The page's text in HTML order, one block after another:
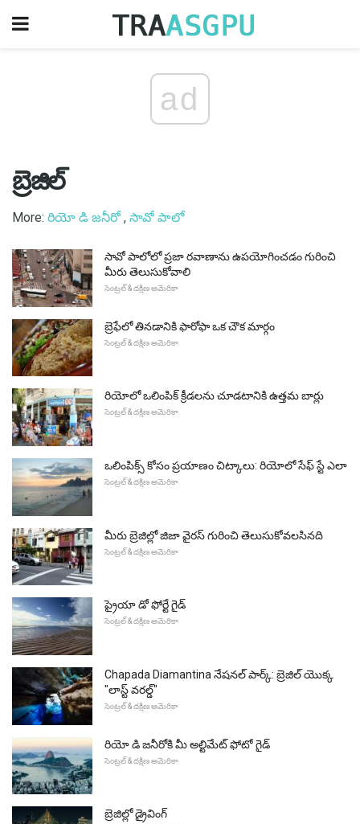
ad
బ్రెజిల్
More: రియో డి జనీరో, సావో పాలో
సావో పాలోలో ప్రజా రవాణాను ఉపయోగించడం గురించి
మీరు తెలుసుకోవాలి
సెంట్రల్ & దక్షిణ అమెరికా
బ్రెఫేలో తినడానికి ఫారోఫా ఒక చౌక మార్గం
సెంట్రల్ & దక్షిణ అమెరికా
రియోలో ఒలింపిక్ క్రీడలను చూడటానికి ఉత్తమ బార్లు
సెంట్రల్ & దక్షిణ అమెరికా
ఒలింపిక్స్ కోసం ప్రయాణం చిట్కాలు: రియోలో సేఫ్ స్టే ఎలా
సెంట్రల్ & దక్షిణ అమెరికా
మీరు బ్రెజిల్లో జిజా వైరస్ గురించి తెలుసుకోవలసినది
సెంట్రల్ & దక్షిణ అమెరికా
ప్రైయా డో ఫోర్టే గైడ్
సెంట్రల్ & దక్షిణ అమెరికా
Chapada Diamantina నేషనల్ పార్క్: బ్రెజిల్ యొక్క
"లాస్ట్ వరల్డ్"
సెంట్రల్ & దక్షిణ అమెరికా
రియో డి జనీరోకి మీ అల్టిమేట్ ఫోటో గైడ్
సెంట్రల్ & దక్షిణ అమెరికా
బ్రెజిల్లో డ్రైవింగ్